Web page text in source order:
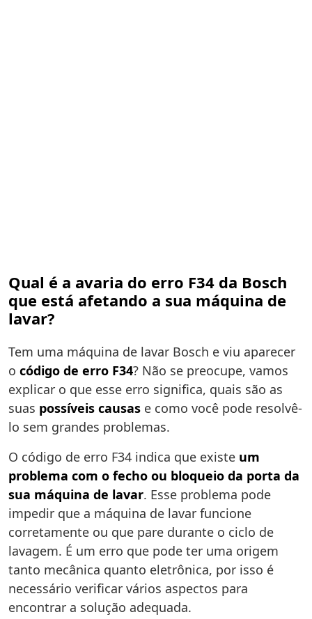
Qual é a avaria do erro F34 da Bosch
que está afetando a sua máquina de
lavar?
Tem uma máquina de lavar Bosch e viu aparecer
o código de erro F34? Não se preocupe, vamos
explicar o que esse erro significa, quais são as
suas possíveis causas e como você pode resolvê-
lo sem grandes problemas.
O código de erro F34 indica que existe um
problema com o fecho ou bloqueio da porta da
sua máquina de lavar. Esse problema pode
impedir que a máquina de lavar funcione
corretamente ou que pare durante o ciclo de
lavagem. É um erro que pode ter uma origem
tanto mecânica quanto eletrônica, por isso é
necessário verificar vários aspectos para
encontrar a solução adequada.